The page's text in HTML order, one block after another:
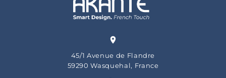
45/1 Avenue de Flandre
59290 Wasquehal, France